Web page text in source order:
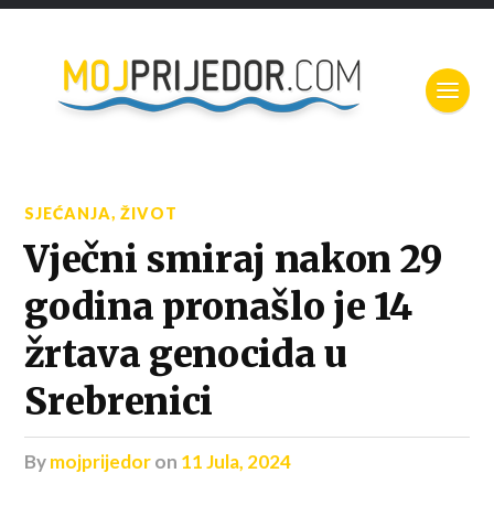
SJEĆANJA,ŽIVOT
Vječni smiraj nakon 29
godina pronašlo je 14
žrtava genocida u
Srebrenici
bymojprijedoron 11 Jula, 2024